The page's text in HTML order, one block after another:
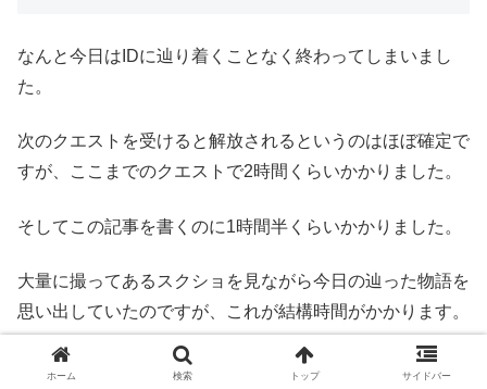
なんと今日はIDに辿り着くことなく終わってしまいまし
た。
次のクエストを受けると解放されるというのはほぼ確定で
すが、ここまでのクエストで2時間くらいかかりました。
そしてこの記事を書くのに1時間半くらいかかりました。
大量に撮ってあるスクショを見ながら今日の辿った物語を
思い出していたのですが、これが結構時間がかかります。
お陰でこれを書き切ろうとしている今のタイミングで0時
ホーム 検索 トップ サイドバー